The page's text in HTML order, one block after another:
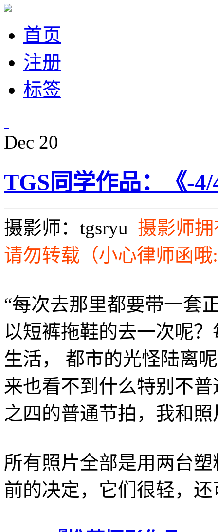
首页
注册
标签
Dec 20
TGS同学作品：《-
摄影师：tgsryu 摄影师
请勿转载（小心律师函哦
“每次去那里都要带一套
以短裤拖鞋的去一次呢
生活， 都市的光怪陆离
来也看不到什么特别不
之四的普通节拍，我和
所有照片全部是用两台
前的决定，它们很轻，还